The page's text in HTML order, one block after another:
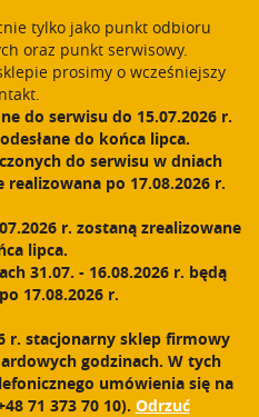
new Date()); gtag('config',
Polski
Zaloguj się 0
N
w
g
j
a
tylko jako punkt odbioru
oraz punkt serwisowy.
prosimy o wcześniejszy
do serwisu do 15.07.2026 r.
do końca lipca.
do serwisu w dniach
realizowana po 17.08.2026 r.
r. zostaną zrealizowane
lipca.
31.07. - 16.08.2026 r. będą
17.08.2026 r.
r. stacjonarny sklep firmowy
godzinach. W tych
umówienia się na
71 373 70 10). Odrzuć